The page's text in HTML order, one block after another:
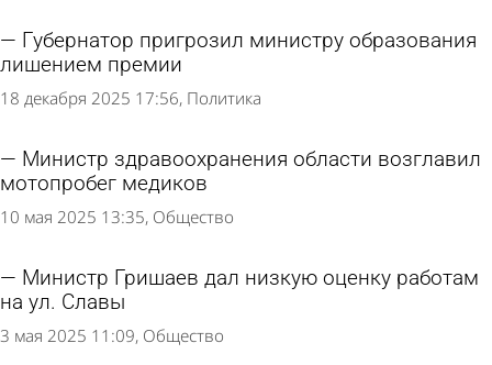
Губернатор пригрозил министру образования
лишением премии
18 декабря 2025 17:56 Политика
Министр здравоохранения области возглавил
мотопробег медиков
10 мая 2025 13:35 Общество
Министр Гришаев дал низкую оценку работам
на ул. Славы
3 мая 2025 11:09 Общество